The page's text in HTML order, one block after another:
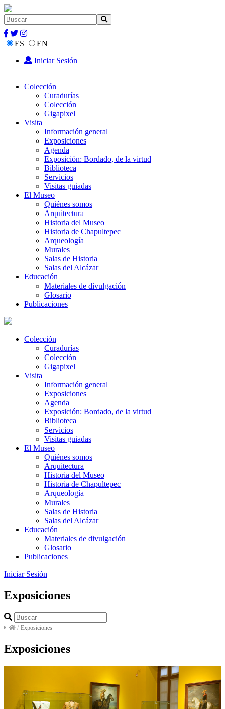
ES
EN
Iniciar Sesión
Colección
Curadurías
Colección
Gigapixel
Visita
Información general
Exposiciones
Agenda
Exposición: Bordado, de la virtud
Biblioteca
Servicios
Visitas guiadas
El Museo
Quiénes somos
Arquitectura
Historia del Museo
Historia de Chapultepec
Arqueología
Murales
Salas de Historia
Salas del Alcázar
Educación
Materiales de divulgación
Glosario
Publicaciones
Colección
Curadurías
Colección
Gigapixel
Visita
Información general
Exposiciones
Agenda
Exposición: Bordado, de la virtud
Biblioteca
Servicios
Visitas guiadas
El Museo
Quiénes somos
Arquitectura
Historia del Museo
Historia de Chapultepec
Arqueología
Murales
Salas de Historia
Salas del Alcázar
Educación
Materiales de divulgación
Glosario
Publicaciones
Iniciar Sesión
Exposiciones
/ Exposiciones
Exposiciones